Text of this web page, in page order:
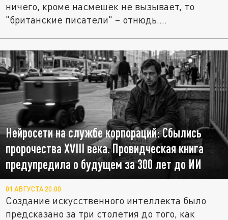
ничего, кроме насмешек не вызывает, то
"британские писатели" – отнюдь....
Нейросети на службе корпораций: Сбылись
пророчества XVIII века. Провидческая книга
предупредила о будущем за 300 лет до ИИ
01 АВГУСТА 20:00
Создание искусственного интеллекта было
предсказано за три столетия до того, как